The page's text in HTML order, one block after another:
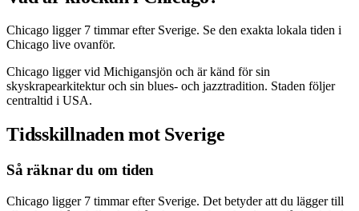
Chicago ligger 7 timmar efter Sverige. Se den exakta lokala tiden i
Chicago live ovanför.
Chicago ligger vid Michigansjön och är känd för sin
skyskrapearkitektur och sin blues- och jazztradition. Staden följer
centraltid i USA.
Tidsskillnaden mot Sverige
Så räknar du om tiden
Chicago ligger 7 timmar efter Sverige. Det betyder att du lägger till